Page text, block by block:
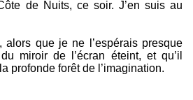
de Nuits, ce soir. J’en suis au
alors que je ne l’espérais presque
miroir de l’écran éteint, et qu’il
profonde forêt de l’imagination.